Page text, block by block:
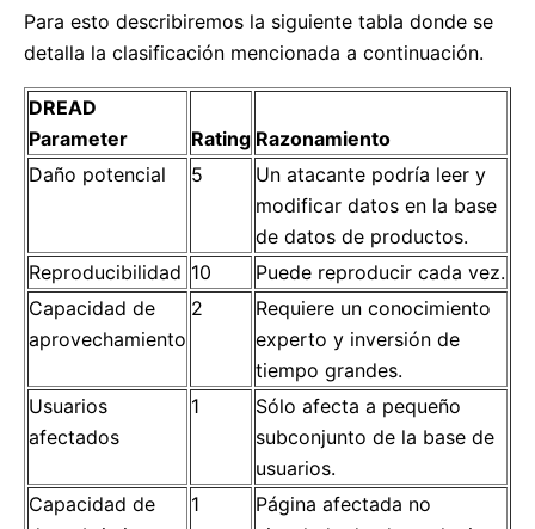
Para esto describiremos la siguiente tabla donde se
detalla la clasificación mencionada a continuación.
DREAD
Parameter
Rating Razonamiento
Daño potencial
5
Un atacante podría leer y
modificar datos en la base
de datos de productos.
Reproducibilidad 10
Puede reproducir cada vez.
Capacidad de
aprovechamiento
2
Requiere un conocimiento
experto y inversión de
tiempo grandes.
Usuarios
afectados
1
Sólo afecta a pequeño
subconjunto de la base de
usuarios.
Capacidad de
1
Página afectada no